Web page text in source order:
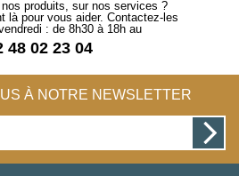
produits, sur nos services ?
là pour vous aider. Contactez-les
: de 8h30 à 18h au
48 02 23 04
À NOTRE NEWSLETTER